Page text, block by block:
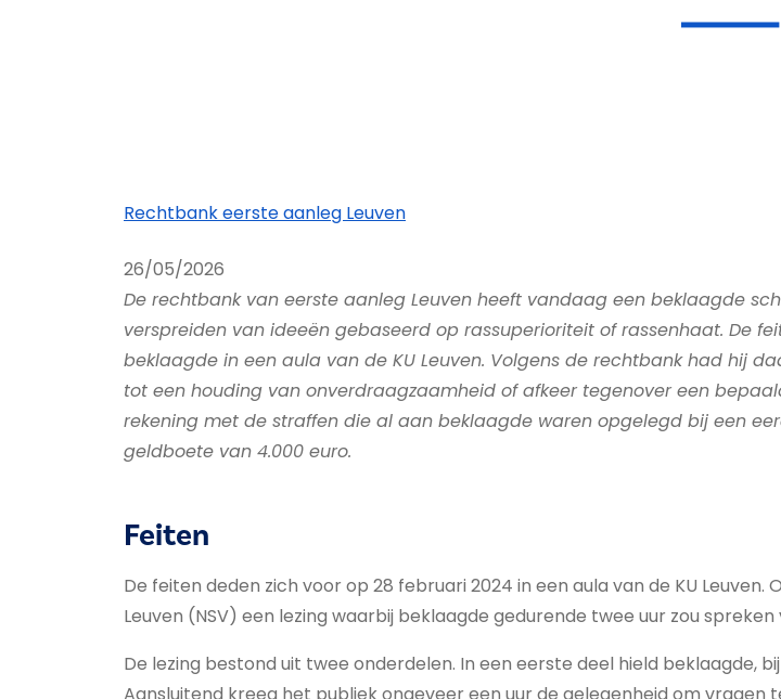
Rechtbank eerste aanleg Leuven
26/05/2026
De rechtbank van eerste aanleg Leuven heeft vandaag een beklaagde
verspreiden van ideeën gebaseerd op rassuperioriteit of rassenhaat. De
beklaagde in een aula van de KU Leuven. Volgens de rechtbank had hij
tot een houding van onverdraagzaamheid of afkeer tegenover een
rekening met de straffen die al aan beklaagde waren opgelegd bij een
geldboete van 4.000 euro.
Feiten
De feiten deden zich voor op 28 februari 2024 in een aula van de KU
Leuven (NSV) een lezing waarbij beklaagde gedurende twee uur zou
De lezing bestond uit twee onderdelen. In een eerste deel hield beklaagde,
Aansluitend kreeg het publiek ongeveer een uur de gelegenheid om